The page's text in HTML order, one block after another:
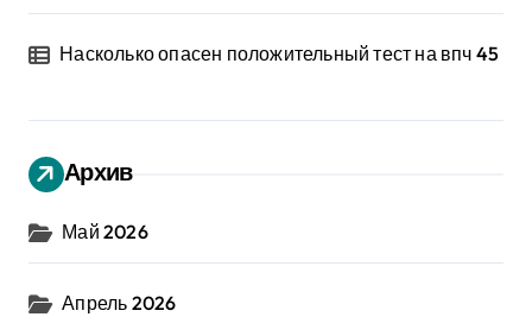
Насколько опасен положительный тест на впч 45
Архив
Май 2026
Апрель 2026